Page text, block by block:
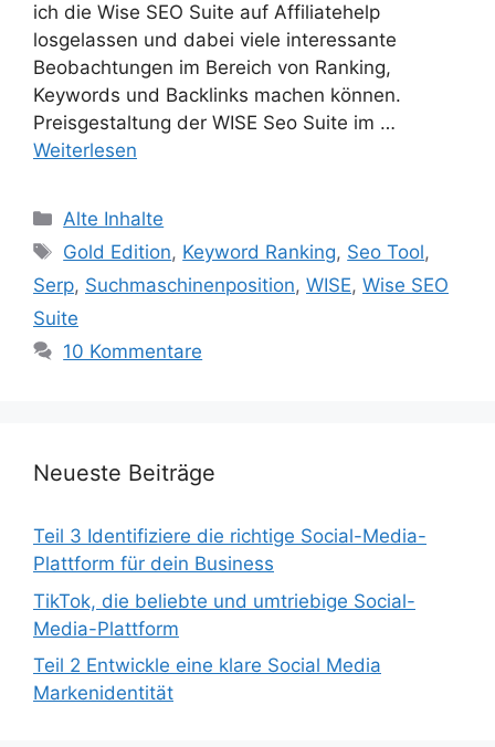
ich die Wise SEO Suite auf Affiliatehelp
losgelassen und dabei viele interessante
Beobachtungen im Bereich von Ranking,
Keywords und Backlinks machen können.
Preisgestaltung der WISE Seo Suite im …
Weiterlesen
Kategorien
Alte Inhalte
Schlagwörter
Gold Edition, Keyword Ranking, Seo Tool,
Serp, Suchmaschinenposition, WISE, Wise SEO
Suite
10 Kommentare
Neueste Beiträge
Teil 3 Identifiziere die richtige Social-Media-
Plattform für dein Business
TikTok, die beliebte und umtriebige Social-
Media-Plattform
Teil 2 Entwickle eine klare Social Media
Markenidentität